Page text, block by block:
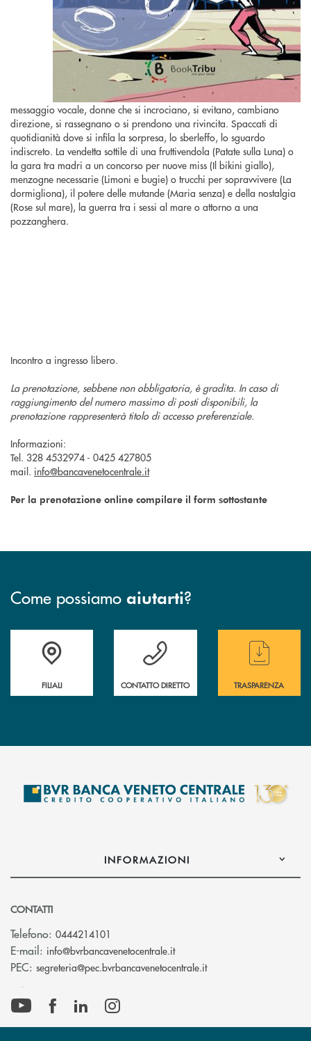
messaggio vocale, donne che si incrociano, si evitano, cambiano
direzione, si rassegnano o si prendono una rivincita. Spaccati di
quotidianità dove si infila la sorpresa, lo sberleffo, lo sguardo
indiscreto. La vendetta sottile di una fruttivendola (Patate sulla Luna) o
la gara tra madri a un concorso per nuove miss (Il bikini giallo),
menzogne necessarie (Limoni e bugie) o trucchi per sopravvivere (La
dormigliona), il potere delle mutande (Maria senza) e della nostalgia
(Rose sul mare), la guerra tra i sessi al mare o attorno a una
pozzanghera.
Incontro a ingresso libero.
La prenotazione, sebbene non obbligatoria, è gradita. In caso di
raggiungimento del numero massimo di posti disponibili, la
prenotazione rappresenterà titolo di accesso preferenziale.
Informazioni:
Tel. 328 4532974 - 0425 427805
mail. info@bancavenetocentrale.it
Per la prenotazione online compilare il form sottostante
Come possiamo aiutarti?
Trova la filiale più vicina a te
FILIALI
Hai bisogno di assistenza immediata ?
CONTATTO DIRETTO
Hai bisogno di
TRASPARENZA
INFORMAZIONI
CONTATTI
Telefono: 0444214101
E-mail: info@bvrbancavenetocentrale.it(si apre l’app di posta
PEC: segreteria@pec.bvrbancavenetocentrale.it(si apre l’app di